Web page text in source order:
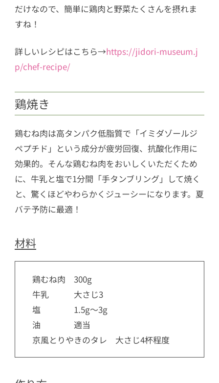
だけなので、簡単に鶏肉と野菜たくさんを摂れま
すね！
詳しいレシピはこちら→https://jidori-museum.j
p/chef-recipe/
鶏焼き
鶏むね肉は高タンパク低脂質で「イミダゾールジ
ペプチド」という成分が疲労回復、抗酸化作用に
効果的。そんな鶏むね肉をおいしくいただくため
に、牛乳と塩で1分間「手タンブリング」して焼く
と、驚くほどやわらかくジューシーになります。夏
バテ予防に最適！
材料
鶏むね肉 300g
牛乳 大さじ3
塩 1.5g～3g
油 適当
京風とりやきのタレ 大さじ4杯程度